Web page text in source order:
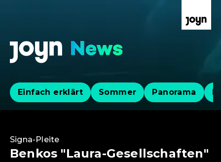
Einfach erklärt Sommer Panorama
Signa-Pleite
Benkos "Laura-Gesellschaften"